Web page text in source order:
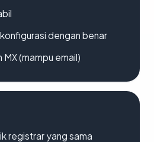
dengan benar
(mampu email)
registrar yang sama